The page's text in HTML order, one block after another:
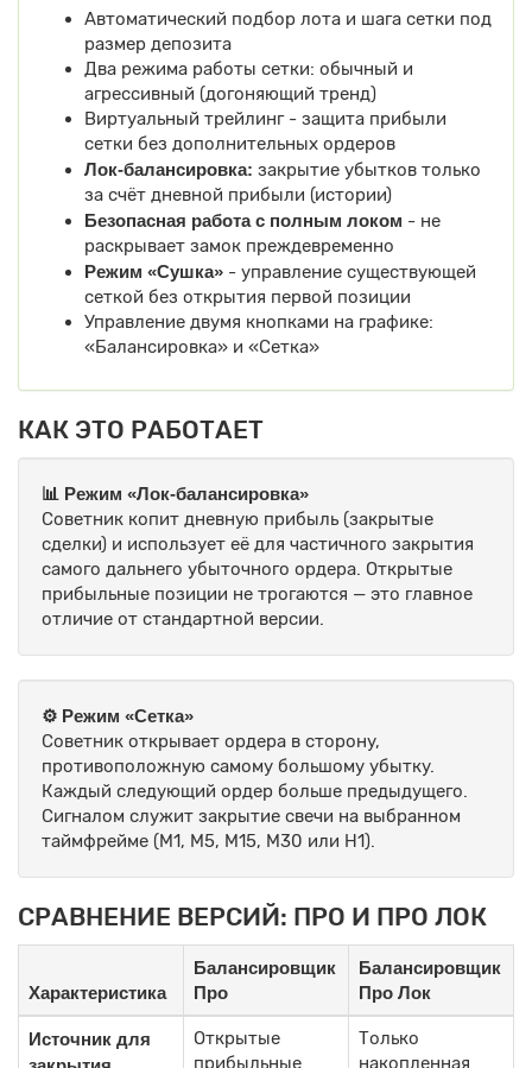
Автоматический подбор лота и шага сетки под
размер депозита
Два режима работы сетки: обычный и
агрессивный (догоняющий тренд)
Виртуальный трейлинг - защита прибыли
сетки без дополнительных ордеров
Лок-балансировка: закрытие убытков только
за счёт дневной прибыли (истории)
Безопасная работа с полным локом - не
раскрывает замок преждевременно
Режим «Сушка» - управление существующей
сеткой без открытия первой позиции
Управление двумя кнопками на графике:
«Балансировка» и «Сетка»
КАК ЭТО РАБОТАЕТ
📊 Режим «Лок-балансировка»
Советник копит дневную прибыль (закрытые
сделки) и использует её для частичного закрытия
самого дальнего убыточного ордера. Открытые
прибыльные позиции не трогаются — это главное
отличие от стандартной версии.
⚙️ Режим «Сетка»
Советник открывает ордера в сторону,
противоположную самому большому убытку.
Каждый следующий ордер больше предыдущего.
Сигналом служит закрытие свечи на выбранном
таймфрейме (M1, M5, M15, M30 или H1).
СРАВНЕНИЕ ВЕРСИЙ: ПРО И ПРО ЛОК
Характеристика
Балансировщик
Про
Балансировщик
Про Лок
Источник для
Открытые
прибыльные
Только
накопленная